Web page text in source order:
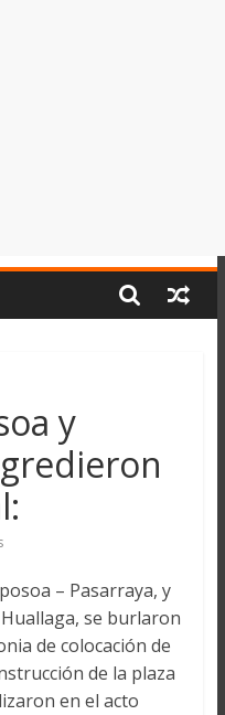
y
– Pasarraya, y
se burlaron
de colocación de
de la plaza
en el acto